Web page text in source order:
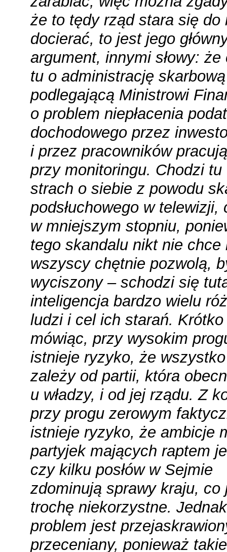
że to tędy rząd stara się do
docierać, to jest jego
argument, innymi słowy: że
tu o administrację skarbową
podlegającą Ministrowi
o problem niepłacenia
dochodowego przez
i przez pracowników
przy monitoringu. Chodzi tu
strach o siebie z powodu
podsłuchowego w telewizji,
w mniejszym stopniu,
tego skandalu nikt nie chce
wszyscy chętnie pozwolą,
wyciszony – schodzi się
inteligencja bardzo wielu
ludzi i cel ich starań. Krótko
mówiąc, przy wysokim
istnieje ryzyko, że wszystko
zależy od partii, która
u władzy, i od jej rządu. Z
przy progu zerowym
istnieje ryzyko, że ambicje
partyjek mających raptem
czy kilku posłów w Sejmie
zdominują sprawy kraju, co
trochę niekorzystne.
problem jest
przeceniany, ponieważ takie